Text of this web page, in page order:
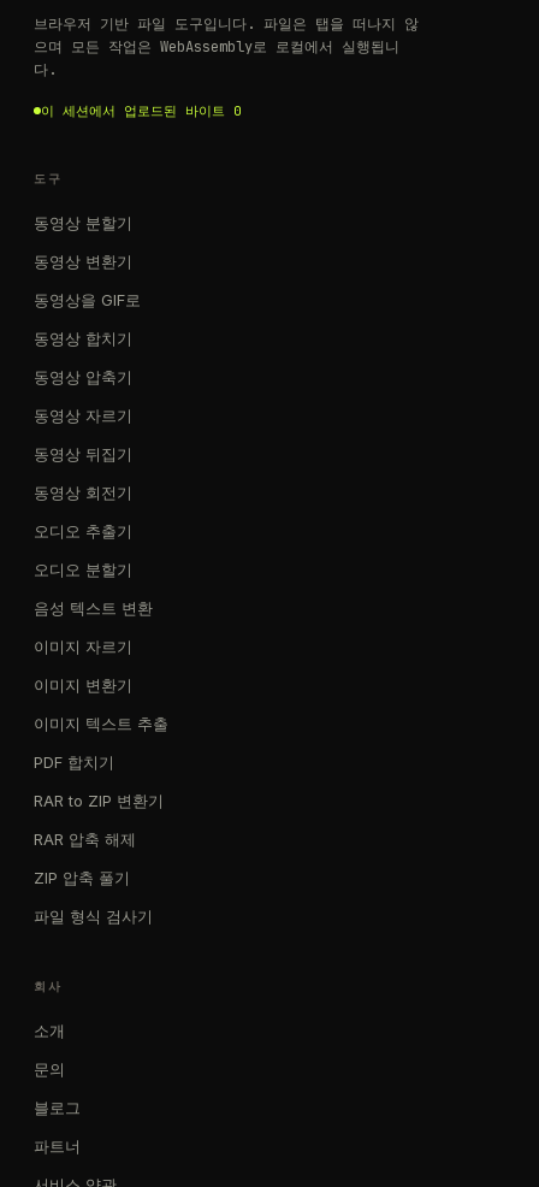
브라우저 기반 파일 도구입니다. 파일은 탭을 떠나지 않
으며 모든 작업은 WebAssembly로 로컬에서 실행됩니
다.
이 세션에서 업로드된 바이트 0
도구
동영상 분할기
동영상 변환기
동영상을 GIF로
동영상 합치기
동영상 압축기
동영상 자르기
동영상 뒤집기
동영상 회전기
오디오 추출기
오디오 분할기
음성 텍스트 변환
이미지 자르기
이미지 변환기
이미지 텍스트 추출
PDF 합치기
RAR to ZIP 변환기
RAR 압축 해제
ZIP 압축 풀기
파일 형식 검사기
회사
소개
문의
블로그
파트너